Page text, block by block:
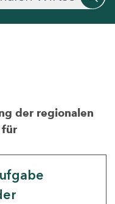
der regionalen
für